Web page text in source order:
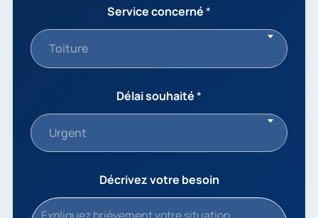
Service concerné*
Toiture
Délai souhaité*
Urgent
Décrivez votre besoin